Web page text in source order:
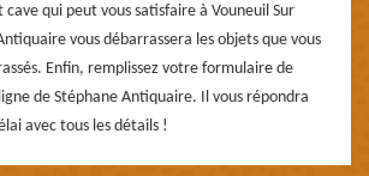
qui peut vous satisfaire à Vouneuil Sur
vous débarrassera les objets que vous
Enfin, remplissez votre formulaire de
de Stéphane Antiquaire. Il vous répondra
avec tous les détails !